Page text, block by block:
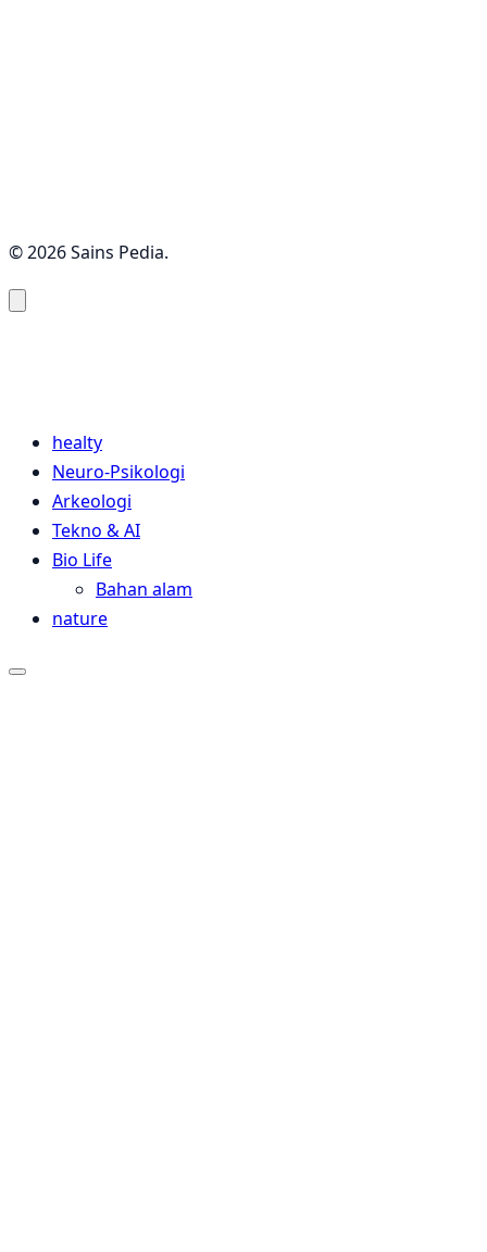
© 2026 Sains Pedia.
healty
Neuro-Psikologi
Arkeologi
Tekno & AI
Bio Life
Bahan alam
nature
Close